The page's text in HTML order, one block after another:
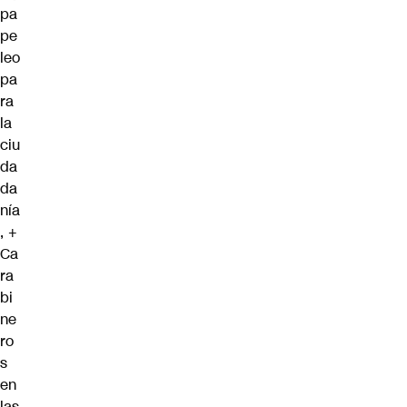
pa
pe
leo
pa
ra
la
ciu
da
da
nía
, +
Ca
ra
bi
ne
ro
s
en